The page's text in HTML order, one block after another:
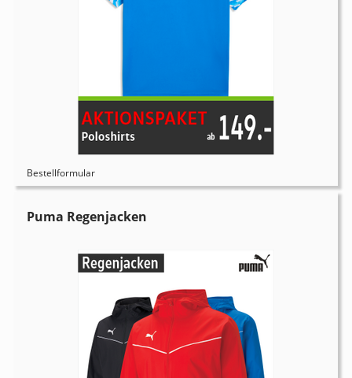
Bestellformular
Puma Regenjacken